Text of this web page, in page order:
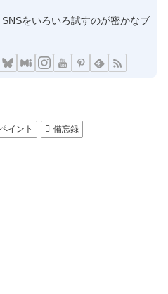
をいろいろ試すのが密かなブ
ペイント 備忘録